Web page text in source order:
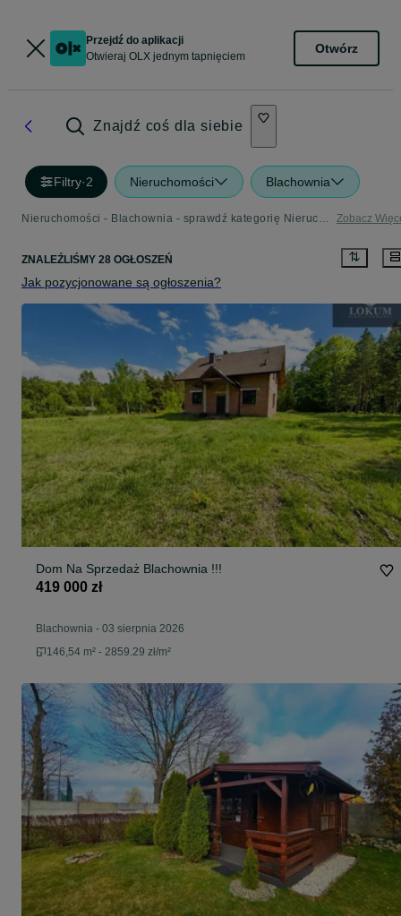
Przejdź do aplikacji
Otwieraj OLX jednym tapnięciem
Otwórz
Znajdź coś dla siebie
Filtry·2 Nieruchomości Blachownia
Nieruchomości - Blachownia - sprawdź kategorię Nieruchomości Zobacz
ZNALEŹLIŚMY 28 OGŁOSZEŃ
Jak pozycjonowane są ogłoszenia?
Dom Na Sprzedaż Blachownia !!!
419 000 zł
Blachownia - 03 sierpnia 2026
146,54 m² - 2859.29 zł/m²